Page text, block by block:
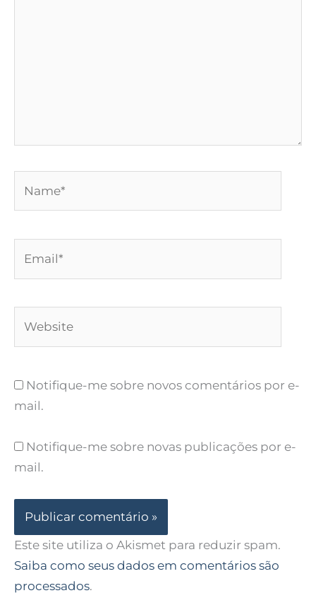
Notifique-me sobre novos comentários por e-
mail.
Notifique-me sobre novas publicações por e-
mail.
Este site utiliza o Akismet para reduzir spam.
Saiba como seus dados em comentários são
processados.